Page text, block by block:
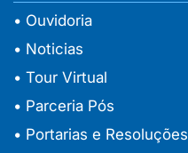
• Ouvidoria
• Noticias
• Tour Virtual
• Parceria Pós
• Portarias e Resoluções